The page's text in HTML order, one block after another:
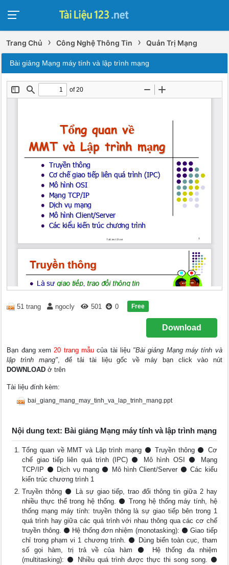
Trang Chủ › Công Nghệ Thông Tin › Quản Trị Mạng
Bài giảng Mạng máy tính và lập trình mạng
51 trang ngocly 501 0 Free
Download
Bạn đang xem20 trang mẫucủa tài liệu "Bài giảng Mạng máy tính và
lập trình mạng", để tải tài liệu gốc về máy bạn click vào nút
DOWNLOAD ở trên
Tài liệu đính kèm:
bai_giang_mang_may_tinh_va_lap_trinh_mang.ppt
Nội dung text: Bài giảng Mạng máy tính và lập trình mạng
Tổng quan về MMT và Lập trình mạng ⚫ Truyền thông ⚫ Cơ
chế giao tiếp liên quá trình (IPC) ⚫ Mô hình OSI ⚫ Mạng
TCP/IP ⚫ Dịch vụ mạng ⚫ Mô hình Client/Server ⚫ Các kiểu
kiến trúc chương trình 1
Truyền thông ⚫ Là sự giao tiếp, trao đổi thông tin giữa 2 hay
nhiều thực thể trong hệ thống. ⚫ Trong hệ thống máy tính, hệ
thống mạng máy tính: truyền thông là sự giao tiếp bên trong 1
quá trình hay giữa các quá trình với nhau thông qua các cơ chế
truyền thông. ⚫ Hệ thống đơn nhiệm (monotasking): ⚫ Giao tiếp
chỉ trong phạm vi 1 chương trình. ⚫ Dùng biến toàn cục, tham
số gọi hàm, trị trả về của hàm ⚫ Hệ thống đa nhiệm
(multitasking): ⚫ Nhiều quá trình được thực thi song song. ⚫